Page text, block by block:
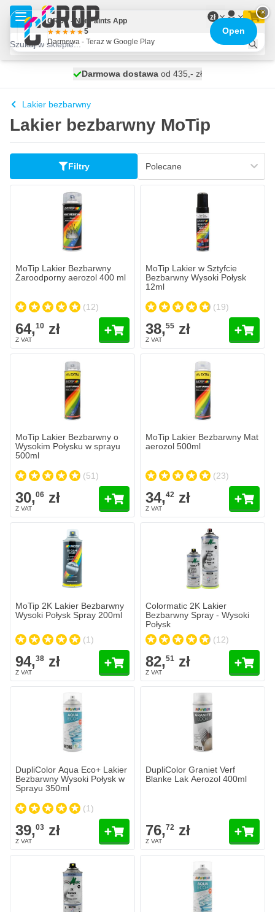
Przejdź do treści
zł
wysyłka dzisiaj
Darmowa dostawa od 435,- zł
100 dni
Lakier bezbarwny
Lakier bezbarwny MoTip
Filtry
MoTip Lakier Bezbarwny
Żaroodporny aerozol 400 ml
(12)
64,10 zł
MoTip Lakier w Sztyfcie
Bezbarwny Wysoki Połysk
12ml
(19)
38,55 zł
MoTip Lakier Bezbarwny o
Wysokim Połysku w sprayu
500ml
(51)
30,06 zł
MoTip Lakier Bezbarwny Mat
aerozol 500ml
(23)
34,42 zł
MoTip 2K Lakier Bezbarwny
Wysoki Połysk Spray 200ml
(1)
94,38 zł
Colormatic 2K Lakier
W magazynie
Colormatic 2K Lakier
Bezbarwny Spray - Wysoki
Połysk
(12)
82,51 zł
DupliColor Aqua Eco+ Lakier
Bezbarwny Wysoki Połysk w
Sprayu 350ml
(1)
39,03 zł
DupliColor Graniet Verf
Blanke Lak Aerozol 400ml
76,72 zł
×
CROP - NonPaints App
5
Darmowa - Teraz w Google Play
Open